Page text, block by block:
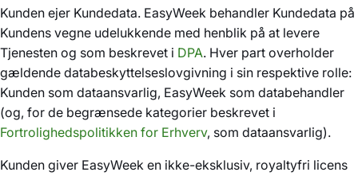
Kunden ejer Kundedata. EasyWeek behandler Kundedata på
Kundens vegne udelukkende med henblik på at levere
Tjenesten og som beskrevet i DPA. Hver part overholder
gældende databeskyttelseslovgivning i sin respektive rolle:
Kunden som dataansvarlig, EasyWeek som databehandler
(og, for de begrænsede kategorier beskrevet i
Fortrolighedspolitikken for Erhverv, som dataansvarlig).
Kunden giver EasyWeek en ikke-eksklusiv, royaltyfri licens